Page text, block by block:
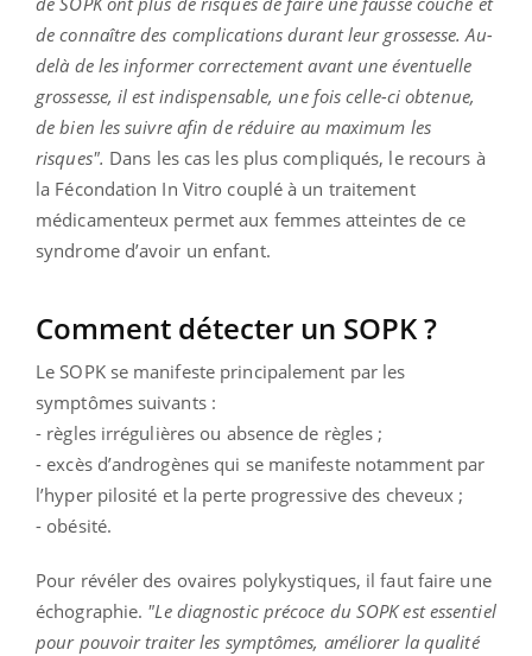
de connaître des complications durant leur grossesse. Au-
delà de les informer correctement avant une éventuelle
grossesse, il est indispensable, une fois celle-ci obtenue,
de bien les suivre afin de réduire au maximum les
risques". Dans les cas les plus compliqués, le recours à
la Fécondation In Vitro couplé à un traitement
médicamenteux permet aux femmes atteintes de ce
syndrome d’avoir un enfant.
Comment détecter un SOPK ?
Le SOPK se manifeste principalement par les
symptômes suivants :
- règles irrégulières ou absence de règles ;
- excès d’androgènes qui se manifeste notamment par
l’hyper pilosité et la perte progressive des cheveux ;
- obésité.
Pour révéler des ovaires polykystiques, il faut faire une
échographie. "Le diagnostic précoce du SOPK est essentiel
pour pouvoir traiter les symptômes, améliorer la qualité